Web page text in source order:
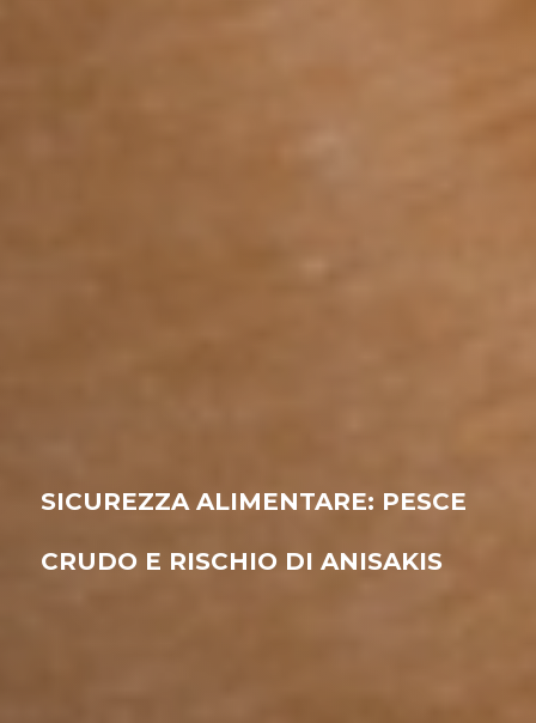
SICUREZZA ALIMENTARE: PESCE
CRUDO E RISCHIO DI ANISAKIS